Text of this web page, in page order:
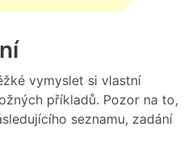
vymyslet si vlastní
příkladů. Pozor na to,
seznamu, zadání